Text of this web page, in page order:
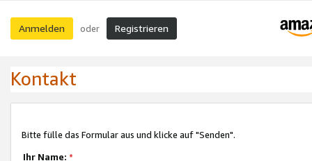
Anmelden oder Registrieren
Kontakt
Bitte fülle das Formular aus und klicke auf "Senden".
Ihr Name: *